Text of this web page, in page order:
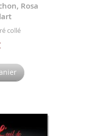
Rosa
collé